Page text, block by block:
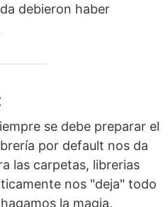
debieron haber
se debe preparar el
por default nos da
las carpetas, librerias
nos "deja" todo
la magia.